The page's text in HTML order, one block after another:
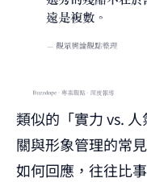
類似的「實力 vs.
關與形象管理的常
如何回應，往往比